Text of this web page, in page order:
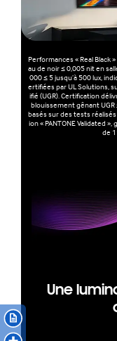
Performances « Real Black
au de noir ≤ 0,005 nit en
000 ≤ 5 jusqu’à 500 lux,
ertifiées par UL Solutions,
ifié (UGR). Certification
blouissement gênant UGR
basés sur des tests
ion « PANTONE Validated
de
Une